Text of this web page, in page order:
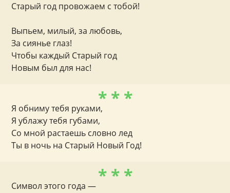
Старый год провожаем с тобой!
Выпьем, милый, за любовь,
За сиянье глаз!
Чтобы каждый Старый год
Новым был для нас!
* * *
Я обниму тебя руками,
Я ублажу тебя губами,
Со мной растаешь словно лед
Ты в ночь на Старый Новый Год!
* * *
Символ этого года —